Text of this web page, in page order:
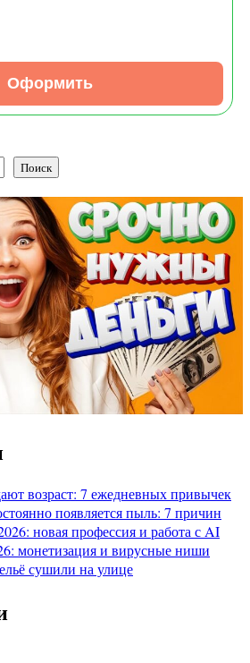
Оформить
Поиск
возраст: 7 ежедневных привычек
появляется пыль: 7 причин
новая профессия и работа с AI
монетизация и вирусные ниши
сушили на улице